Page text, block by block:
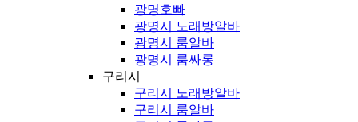
광명호빠
광명시 노래방알바
광명시 룸알바
광명시 룸싸롱
구리시
구리시 노래방알바
구리시 룸알바